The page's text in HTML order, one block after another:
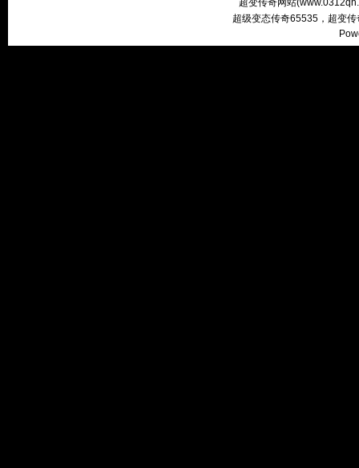
超变传奇网站(
超级变态传奇65535，超变